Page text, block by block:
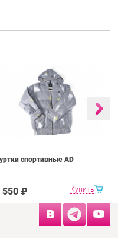
Купить
спортивные AD
550 ₽